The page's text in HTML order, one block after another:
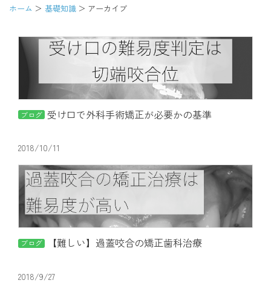
リスク・副作用
アクセス
初診相談予約
ホーム 基礎知識 アーカイブ
ブログ 受け口で外科手術矯正が必要かの基準
2018/10/11
ブログ 【難しい】過蓋咬合の矯正歯科治療
2018/9/27